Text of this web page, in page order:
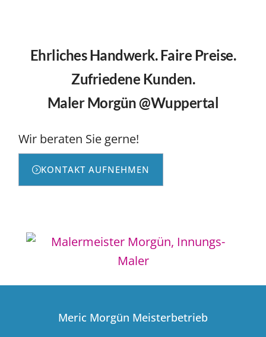
Ehrliches Handwerk. Faire Preise.
Zufriedene Kunden.
Maler Morgün @Wuppertal
Wir beraten Sie gerne!
KONTAKT AUFNEHMEN
Meric Morgün Meisterbetrieb